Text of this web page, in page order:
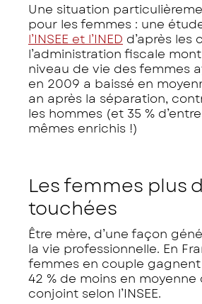
Une situation
pour les femmes : une
l’INSEE et l’INED d’après les
l’administration fiscale
niveau de vie des femmes
en 2009 a baissé en
an après la séparation,
les hommes (et 35 %
mêmes enrichis !)
Les femmes plus
touchées
Être mère, d’une façon
la vie professionnelle. En
femmes en couple gagnent
42 % de moins en moyenne
conjoint selon l’INSEE.